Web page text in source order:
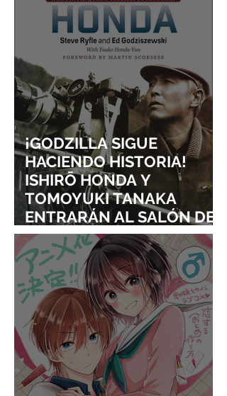
¡GODZILLA SIGUE
HACIENDO HISTORIA!
ISHIRŌ HONDA Y
TOMOYUKI TANAKA
ENTRARÁN AL SALÓN DE
LA FAMA DE LOS EFECTOS
VISUALES